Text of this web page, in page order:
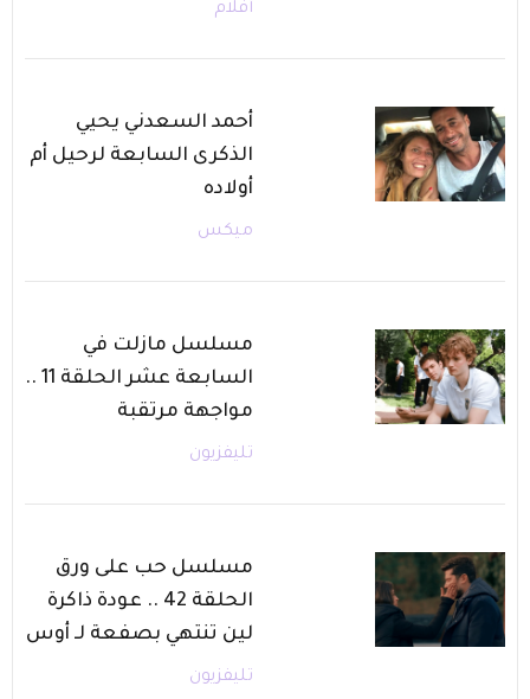
أفلام
أحمد السعدني يحيي
الذكرى السابعة لرحيل أم
أولاده
ميكس
مسلسل مازلت في
السابعة عشر الحلقة 11 ..
مواجهة مرتقبة
تليفزيون
مسلسل حب على ورق
الحلقة 42 .. عودة ذاكرة
لين تنتهي بصفعة لـ أوس
تليفزيون